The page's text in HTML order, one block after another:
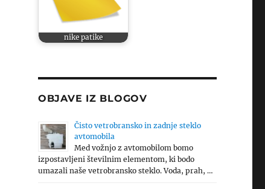
nike patike
OBJAVE IZ BLOGOV
Čisto vetrobransko in zadnje steklo
avtomobila
Med vožnjo z avtomobilom bomo
izpostavljeni številnim elementom, ki bodo
umazali naše vetrobransko steklo. Voda, prah, …